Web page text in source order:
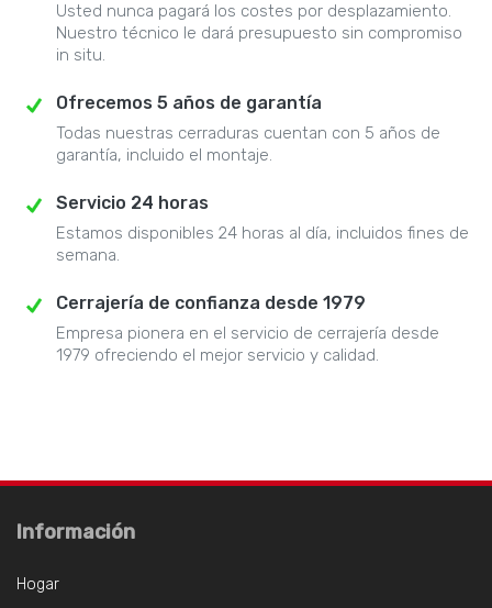
Usted nunca pagará los costes por desplazamiento.
Nuestro técnico le dará presupuesto sin compromiso
in situ.
Ofrecemos 5 años de garantía
Todas nuestras cerraduras cuentan con 5 años de
garantía, incluido el montaje.
Servicio 24 horas
Estamos disponibles 24 horas al día, incluidos fines de
semana.
Cerrajería de confianza desde 1979
Empresa pionera en el servicio de cerrajería desde
1979 ofreciendo el mejor servicio y calidad.
Información
Hogar